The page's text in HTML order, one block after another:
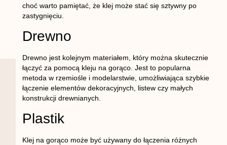
choć warto pamiętać, że klej może stać się sztywny po
zastygnięciu.
Drewno
Drewno jest kolejnym materiałem, który można skutecznie
łączyć za pomocą kleju na gorąco. Jest to popularna
metoda w rzemiośle i modelarstwie, umożliwiająca szybkie
łączenie elementów dekoracyjnych, listew czy małych
konstrukcji drewnianych.
Plastik
Klej na gorąco może być używany do łączenia różnych